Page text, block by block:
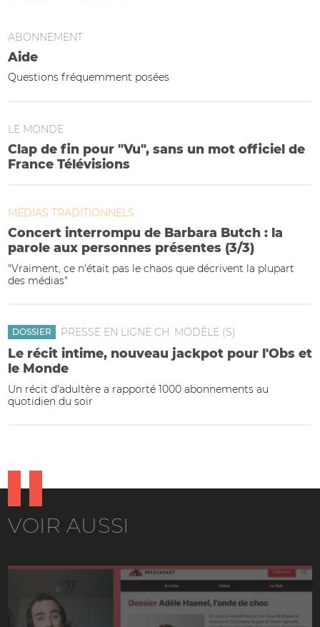
ABONNEMENT
Aide
Questions fréquemment posées
LE MONDE
Clap de fin pour "Vu", sans un mot officiel de
France Télévisions
MÉDIAS TRADITIONNELS
Concert interrompu de Barbara Butch : la
parole aux personnes présentes (3/3)
"Vraiment, ce n'était pas le chaos que décrivent la plupart
des médias"
DOSSIER PRESSE EN LIGNE CH. MODÈLE (S)
Le récit intime, nouveau jackpot pour l'Obs et
le Monde
Un récit d'adultère a rapporté 1000 abonnements au
quotidien du soir
VOIR AUSSI